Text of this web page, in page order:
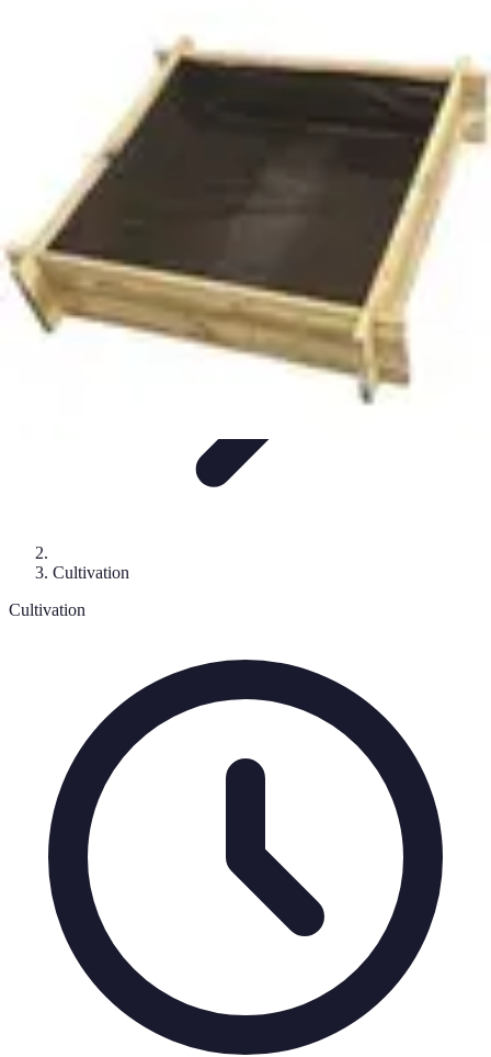
Choix des Légumes
Astuces et Conseils
Guide Légumes
Cultivation
Cultivation